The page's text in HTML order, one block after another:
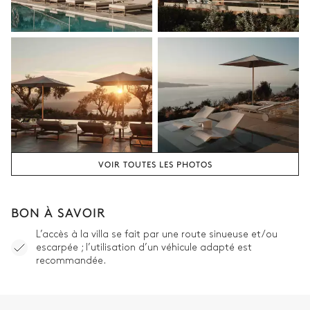
Vasque simple
Cafetière à dosette
Nespresso
Réfrigérateurs
Lave vaisselle
Pianos à gaz
Espace dinatoire extérieur - Dépendance
Terrain de padel
VOIR TOUTES LES PHOTOS
BON À SAVOIR
L’accès à la villa se fait par une route sinueuse et/ou
escarpée ; l’utilisation d’un véhicule adapté est
recommandée.